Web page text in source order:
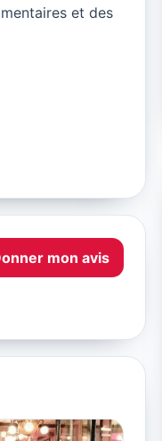
et des
mon avis